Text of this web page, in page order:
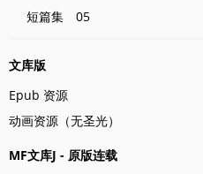
短篇集 05
文库版
Epub 资源
动画资源（无圣光）
MF文库J - 原版连载